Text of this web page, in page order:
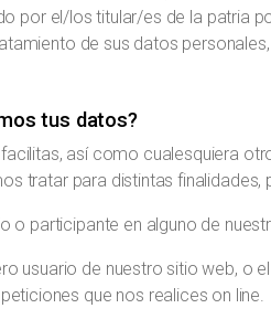
por el/los titular/es de la patria
de sus datos
tus datos?
así como cualesquiera
tratar para distintas finalidades,
o participante en alguno de
usuario de nuestro sitio web, o
que nos realices on line.